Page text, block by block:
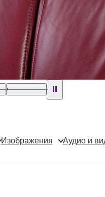
Изображения Аудио и